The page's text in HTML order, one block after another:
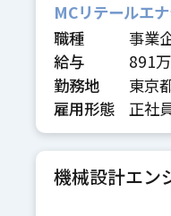
MCリテールエ
職種
事業
給与
891
勤務地
東京
雇用形態
正社
機械設計エン